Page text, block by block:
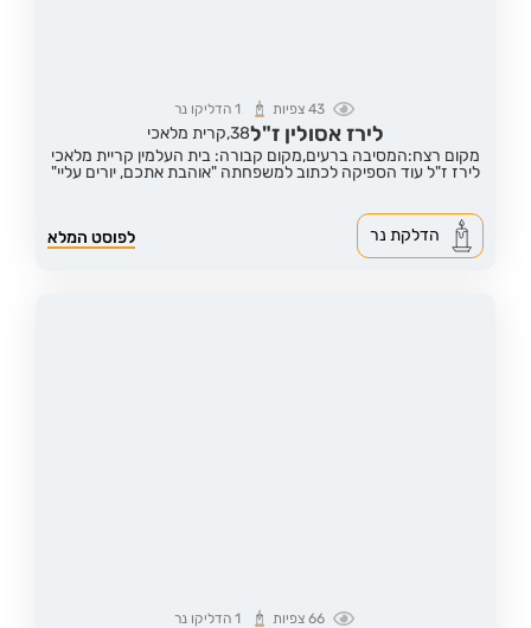
43צפיות 1 הדליקו נר
לירז אסולין ז"ל38, קרית מלאכי
מקום רצח:המסיבה ברעים,מקום קבורה: בית העלמין קריית מלאכי
לירז ז"ל עוד הספיקה לכתוב למשפחתה "אוהבת אתכם, יורים עליי"
לפוסט המלא הדלקת נר
66צפיות 1 הדליקו נר